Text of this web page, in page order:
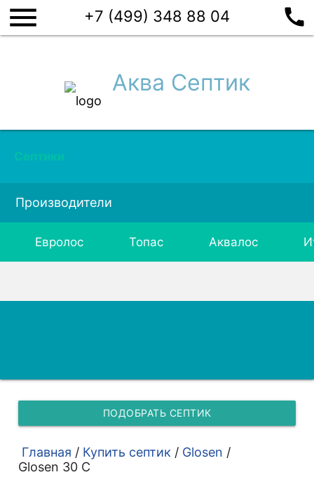
menu +7 (499) 348 88 04 call
Аква Септик
Септики
Производители
Евролос Топас Аквалос
ПОДОБРАТЬ СЕПТИК
Главная / Купить септик / Glosen /
Glosen 30 С